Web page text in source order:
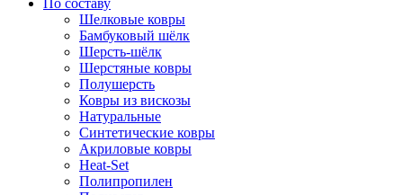
По составу
Шелковые ковры
Бамбуковый шёлк
Шерсть-шёлк
Шерстяные ковры
Полушерсть
Ковры из вискозы
Натуральные
Синтетические ковры
Акриловые ковры
Heat-Set
Полипропилен